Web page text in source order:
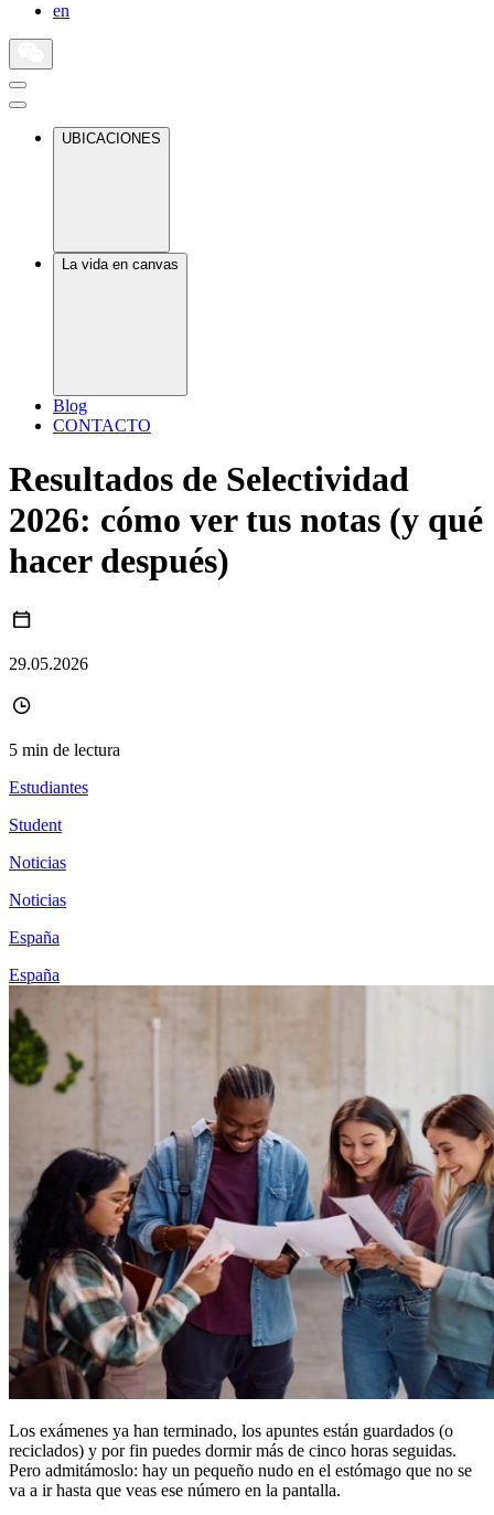
en
UBICACIONES
La vida en canvas
Blog
CONTACTO
Resultados de Selectividad
2026: cómo ver tus notas (y qué
hacer después)
29.05.2026
5 min de lectura
Estudiantes
Student
Noticias
Noticias
España
España
Los exámenes ya han terminado, los apuntes están guardados (o
reciclados) y por fin puedes dormir más de cinco horas seguidas.
Pero admitámoslo: hay un pequeño nudo en el estómago que no se
va a ir hasta que veas ese número en la pantalla.